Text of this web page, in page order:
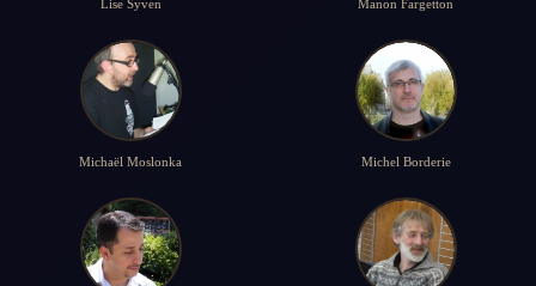
Lise Syven Manon Fargetton
Michaël Moslonka Michel Borderie